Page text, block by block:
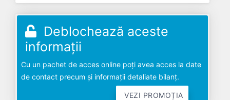
Deblochează aceste
informații
Cu un pachet de acces online poți avea acces la date
de contact precum și informații detaliate bilanț.
VEZI PROMOȚIA